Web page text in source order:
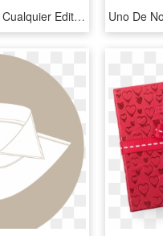
Usa El Photoshop O Cualquier Editor De Imágen Para - Pluto Frame, HD Png Download